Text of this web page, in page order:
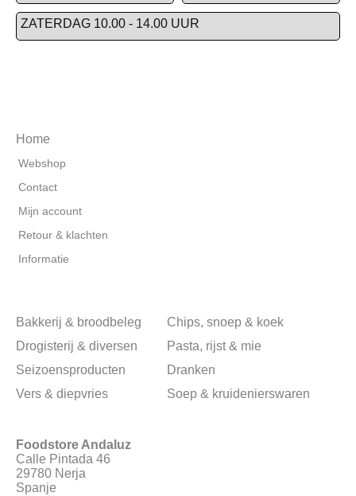
ZATERDAG 10.00 - 14.00 UUR
Home
Webshop
Contact
Mijn account
Retour & klachten
Informatie
Bakkerij & broodbeleg
Chips, snoep & koek
Drogisterij & diversen
Pasta, rijst & mie
Seizoensproducten
Dranken
Vers & diepvries
Soep & kruidenierswaren
Foodstore Andaluz
Calle Pintada 46
29780 Nerja
Spanje